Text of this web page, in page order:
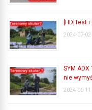
[HD]Test
2024-07-02
SYM
nie
2024-06-11